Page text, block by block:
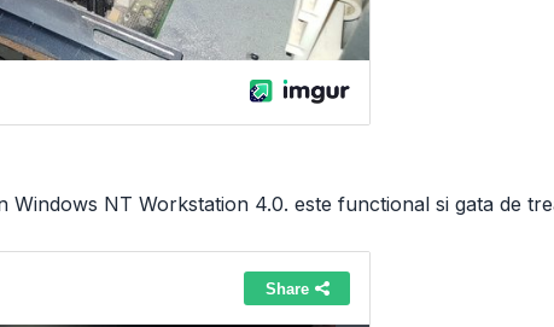
Windows NT Workstation 4.0. este functional si gata de